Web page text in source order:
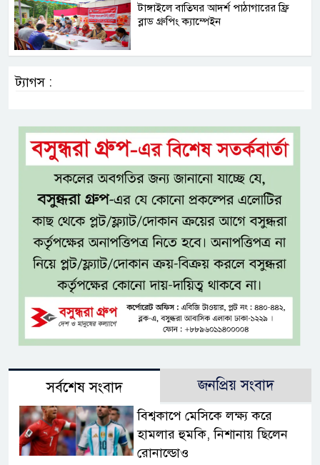
টাঙ্গাইলে বাতিঘর আদর্শ পাঠাগারের ফ্রি
ব্লাড গ্রুপিং ক্যাম্পেইন
ট্যাগস :
সর্বশেষ সংবাদ জনপ্রিয় সংবাদ
বিশ্বকাপে মেসিকে লক্ষ্য করে
হামলার হুমকি, নিশানায় ছিলেন
রোনাল্ডোও